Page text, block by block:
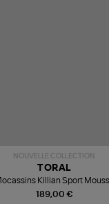
NOUVELLE COLLECTION
189,00 €
TORAL
Killian Sport